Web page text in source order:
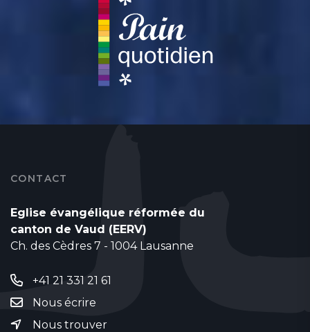
CONTACT
Eglise évangélique réformée du
canton de Vaud (EERV)
Ch. des Cèdres 7 - 1004 Lausanne
+41 21 331 21 61
Nous écrire
Nous trouver